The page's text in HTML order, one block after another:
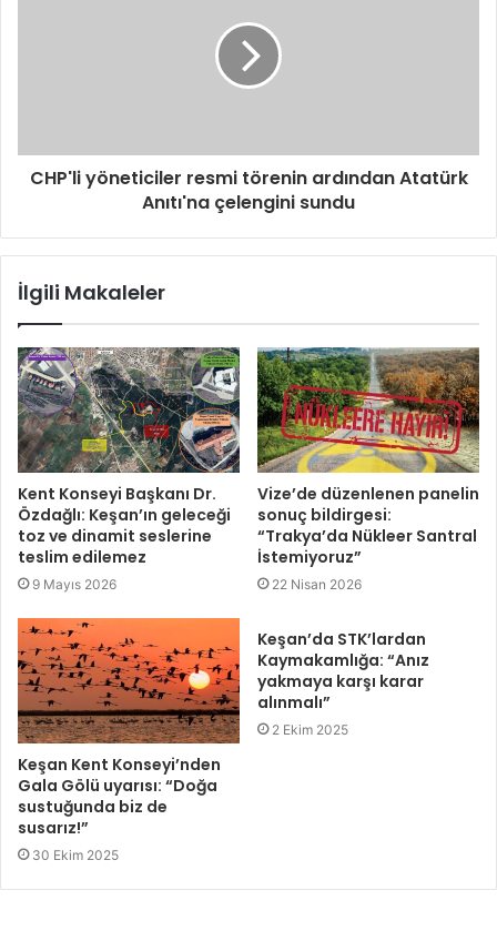
CHP'li yöneticiler resmi törenin ardından Atatürk
Anıtı'na çelengini sundu
İlgili Makaleler
Kent Konseyi Başkanı Dr.
Özdağlı: Keşan’ın geleceği
toz ve dinamit seslerine
teslim edilemez
9 Mayıs 2026
Vize’de düzenlenen panelin
sonuç bildirgesi:
“Trakya’da Nükleer Santral
İstemiyoruz”
22 Nisan 2026
Keşan Kent Konseyi’nden
Gala Gölü uyarısı: “Doğa
sustuğunda biz de
susarız!”
30 Ekim 2025
Keşan’da STK’lardan
Kaymakamlığa: “Anız
yakmaya karşı karar
alınmalı”
2 Ekim 2025